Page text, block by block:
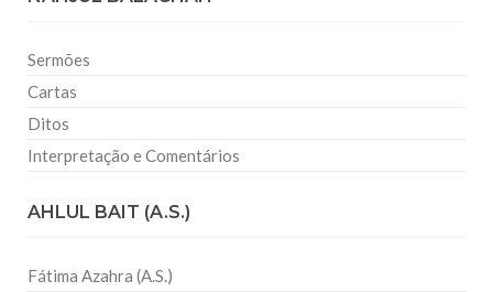
Sermões
Cartas
Ditos
Interpretação e Comentários
AHLUL BAIT (A.S.)
Fátima Azahra (A.S.)